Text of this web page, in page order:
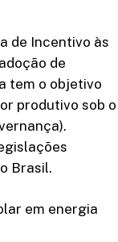
de Incentivo às
de
tem o objetivo
produtivo sob o
Brasil.
em energia